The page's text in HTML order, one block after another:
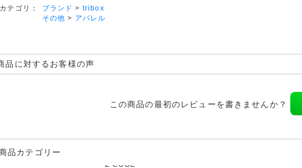
テゴリ： ブランド > tribox
その他 > アパレル
品に対するお客様の声
この商品の最初のレビューを書きませんか？
品カテゴリー